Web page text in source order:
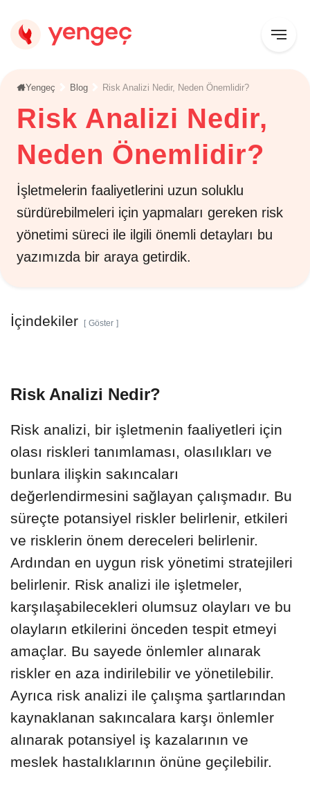
Yengeç Blog Risk Analizi Nedir, Neden Önemlidir?
Risk Analizi Nedir,
Neden Önemlidir?
İşletmelerin faaliyetlerini uzun soluklu
sürdürebilmeleri için yapmaları gereken risk
yönetimi süreci ile ilgili önemli detayları bu
yazımızda bir araya getirdik.
Risk Analizi Nedir?
Risk analizi, bir işletmenin faaliyetleri için
olası riskleri tanımlaması, olasılıkları ve
bunlara ilişkin sakıncaları
değerlendirmesini sağlayan çalışmadır. Bu
süreçte potansiyel riskler belirlenir, etkileri
ve risklerin önem dereceleri belirlenir.
Ardından en uygun risk yönetimi stratejileri
belirlenir. Risk analizi ile işletmeler,
karşılaşabilecekleri olumsuz olayları ve bu
olayların etkilerini önceden tespit etmeyi
amaçlar. Bu sayede önlemler alınarak
riskler en aza indirilebilir ve yönetilebilir.
Ayrıca risk analizi ile çalışma şartlarından
kaynaklanan sakıncalara karşı önlemler
alınarak potansiyel iş kazalarının ve
meslek hastalıklarının önüne geçilebilir.
İçindekiler Göster